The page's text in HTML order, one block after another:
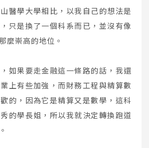
醫學大學相比，以我自己的想法是
只是換了一個科系而已，並沒有像
麼崇高的地位。
如果要走金融這一條路的話，我還
上有些加強，而財務工程與精算數
的，因為它是精算又是數學，這科
的學長姐，所以我就決定轉換跑道